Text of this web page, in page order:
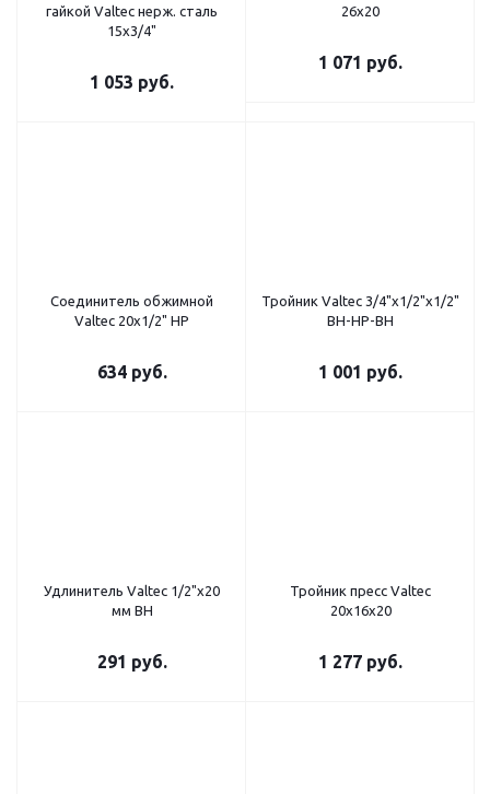
гайкой Valtec нерж. cталь
15х3/4"
1 053 руб.
26х20
1 071 руб.
Соединитель обжимной
Valtec 20х1/2" НР
634руб.
Тройник Valtec 3/4"х1/2"х1/2"
ВН-НР-ВН
1 001 руб.
Удлинитель Valtec 1/2"х20
мм ВН
291 руб.
Тройник пресс Valtec
20х16х20
1 277 руб.